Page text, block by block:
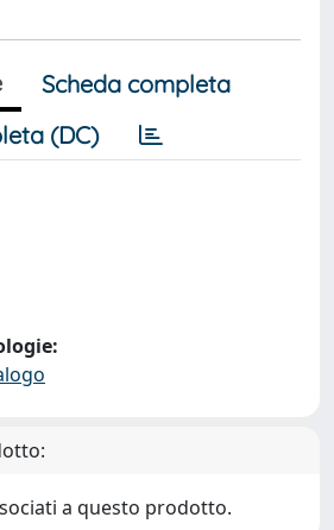
Scheda completa
(DC)
a questo prodotto.